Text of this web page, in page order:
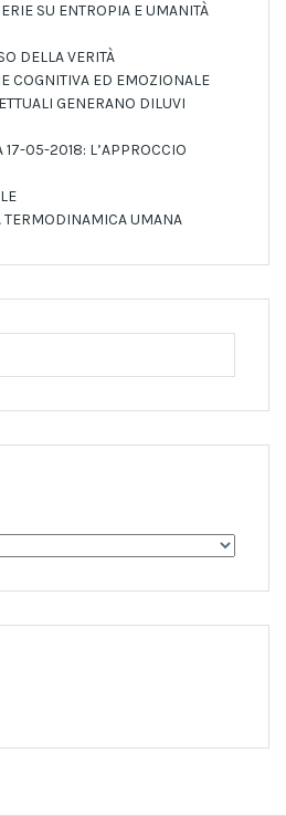
SU ENTROPIA E UMANITÀ
DELLA VERITÀ
COGNITIVA ED EMOZIONALE
GENERANO DILUVI
17-05-2018: L’APPROCCIO
TERMODINAMICA UMANA